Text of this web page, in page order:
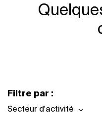
Filtre par :
Secteur d'activité